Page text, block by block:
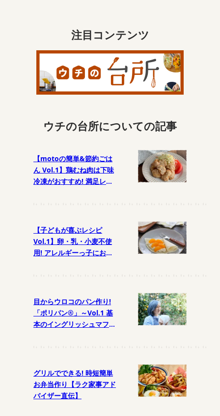
注目コンテンツ
ウチの台所についての記事
【motoの簡単&節約ごは
ん Vol.1】鶏むね肉は下味
冷凍がおすすめ! 満足レシ
【子どもが喜ぶレシピ
Vol.1】卵・乳・小麦不使
用! アレルギーっ子におす
目からウロコのパン作り!
「ポリパン®」～Vol.1 基
本のイングリッシュマフィ
グリルでできる! 時短簡単
お弁当作り【ラク家事アド
バイザー直伝】